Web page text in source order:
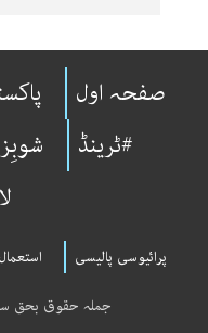
صفحہ اول
#ٹرینڈ
شوبِز
پرائیوسی پالیسی
جملہ حقوق بحق